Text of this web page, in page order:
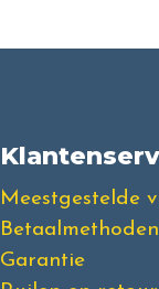
Meestgestelde
Betaalmethoden
Garantie